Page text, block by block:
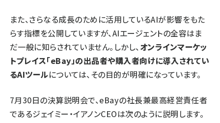
また、さらなる成長のために活用しているAIが影響をもた
らす指標を公開していますが、AIエージェントの全容はま
だ一般に知らされていません。しかし、オンラインマーケッ
トプレイス「eBay」の出品者や購入者向けに導入されてい
るAIツールについては、その目的が明確になっています。
7月30日の決算説明会で、eBayの社長兼最高経営責任者
であるジェイミー・イアノンCEOは次のように説明します。